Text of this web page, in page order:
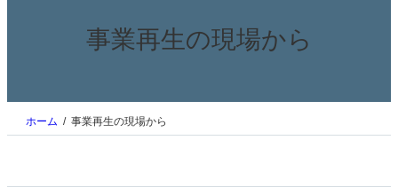
事業再生の現場から
ホーム 事業再生の現場から